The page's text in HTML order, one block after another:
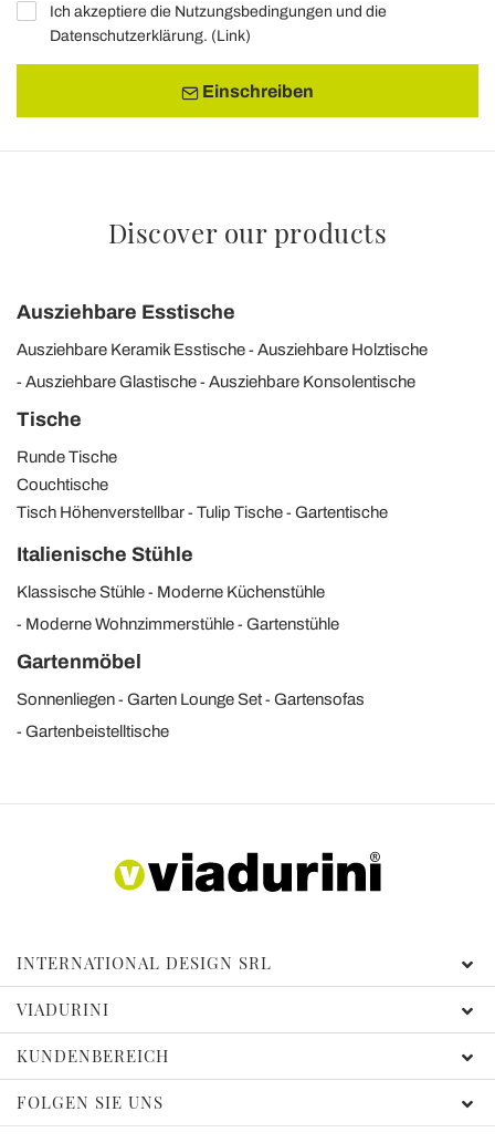
Ich akzeptiere die Nutzungsbedingungen und die
Datenschutzerklärung. (Link)
Einschreiben
Discover our products
Ausziehbare Esstische
Ausziehbare Keramik Esstische
Ausziehbare Holztische
Ausziehbare Glastische
Ausziehbare Konsolentische
Tische
Runde Tische
Couchtische
Tisch Höhenverstellbar
Tulip Tische Gartentische
Italienische Stühle
Klassische Stühle
Moderne Küchenstühle
Moderne Wohnzimmerstühle
Gartenstühle
Gartenmöbel
Sonnenliegen Garten Lounge Set
Gartensofas
Gartenbeistelltische
INTERNATIONAL DESIGN SRL
VIADURINI
KUNDENBEREICH
FOLGEN SIE UNS